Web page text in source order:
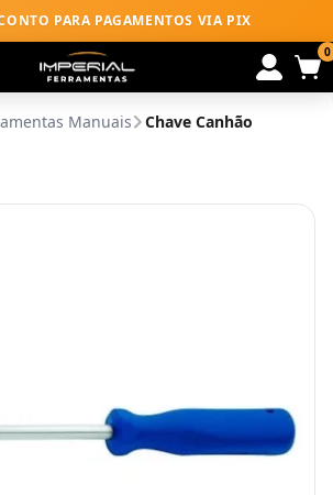
PARA PAGAMENTOS VIA PIX
0
Manuais Chave Canhão